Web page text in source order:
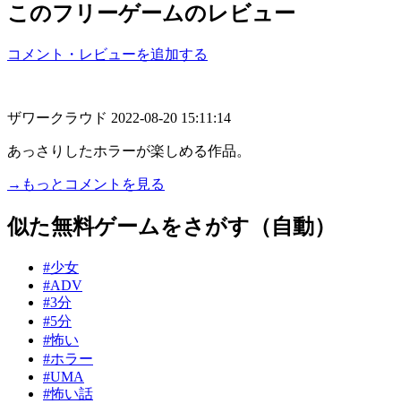
このフリーゲームのレビュー
コメント・レビューを追加する
ザワークラウド 2022-08-20 15:11:14
あっさりしたホラーが楽しめる作品。
→もっとコメントを見る
似た無料ゲームをさがす（自動）
#少女
#ADV
#3分
#5分
#怖い
#ホラー
#UMA
#怖い話